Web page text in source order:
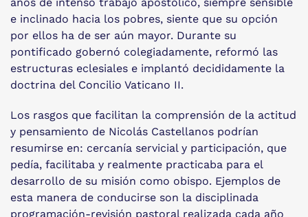
años de intenso trabajo apostólico, siempre sensible
e inclinado hacia los pobres, siente que su opción
por ellos ha de ser aún mayor. Durante su
pontificado gobernó colegiadamente, reformó las
estructuras eclesiales e implantó decididamente la
doctrina del Concilio Vaticano II.
Los rasgos que facilitan la comprensión de la actitud
y pensamiento de Nicolás Castellanos podrían
resumirse en: cercanía servicial y participación, que
pedía, facilitaba y realmente practicaba para el
desarrollo de su misión como obispo. Ejemplos de
esta manera de conducirse son la disciplinada
programación-revisión pastoral realizada cada año